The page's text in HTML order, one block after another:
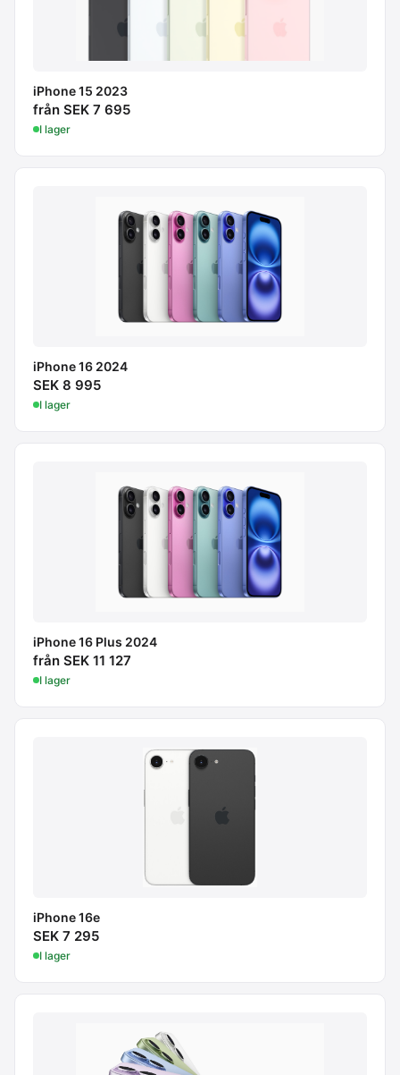
iPhone 15 2023
från SEK 7 695
I lager
iPhone 16 2024
SEK 8 995
I lager
iPhone 16 Plus 2024
från SEK 11 127
I lager
iPhone 16e
SEK 7 295
I lager